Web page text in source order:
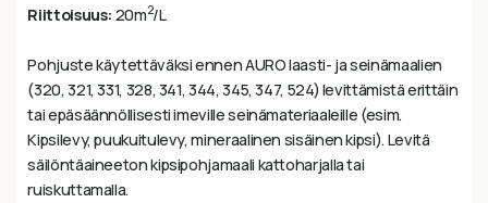
Riittoisuus: 20m2/L
Pohjuste käytettäväksi ennen AURO laasti- ja seinämaalien
(320, 321, 331, 328, 341, 344, 345, 347, 524) levittämistä erittäin
tai epäsäännöllisesti imeville seinämateriaaleille (esim.
Kipsilevy, puukuitulevy, mineraalinen sisäinen kipsi). Levitä
säilöntäaineeton kipsipohjamaali kattoharjalla tai
ruiskuttamalla.